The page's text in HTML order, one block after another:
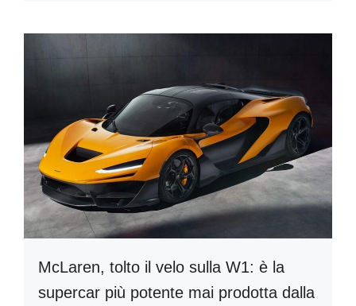
McLaren, tolto il velo sulla W1: è la
supercar più potente mai prodotta dalla